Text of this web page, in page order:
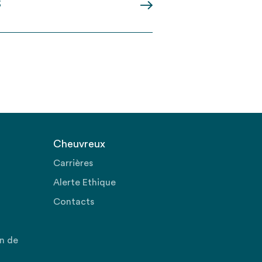
de
Cheuvreux
Carrières
Alerte Ethique
Contacts